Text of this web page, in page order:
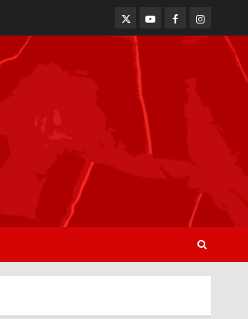
TwitterYoutubeFacebookInstagram